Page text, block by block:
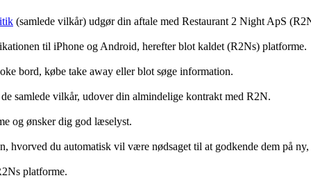
(samlede vilkår) udgør din aftale med Restaurant 2 Night ApS
til iPhone og Android, herefter blot kaldet (R2Ns) platforme.
bord, købe take away eller blot søge information.
samlede vilkår, udover din almindelige kontrakt med R2N.
og ønsker dig god læselyst.
hvorved du automatisk vil være nødsaget til at godkende dem på
platforme.